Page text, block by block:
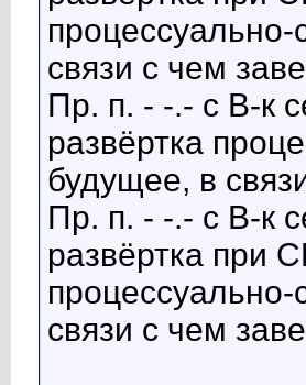
связи с чем
Пр. п. - -.- с В-к
развёртка
будущее, в
Пр. п. - -.- с В-к
развёртка при
связи с чем